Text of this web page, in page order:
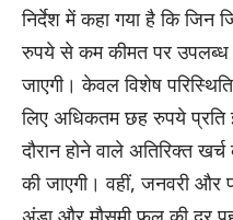
निर्देश में कहा गया है कि
रुपये से कम कीमत पर उपलब्ध
जाएगी। केवल विशेष
लिए अधिकतम छह रुपये प्रति
दौरान होने वाले अतिरिक्त
की जाएगी। वहीं, जनवरी और